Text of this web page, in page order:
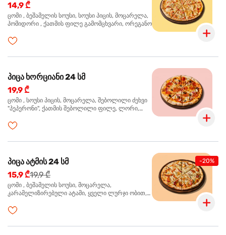
14,9 ₾
ცომი , ბეშამელის სოუსი, სოუსი პიცის, მოცარელა,
პომიდორი , ქათმის ფილე გამომცხვარი, ორეგანო
პიცა ხორციანი 24 სმ
19,9 ₾
ცომი , სოუსი პიცის, მოცარელა, შებოლილი ძეხვი
"პეპერონი", ქათმის შებოლილი ფილე, ლორი,
-20%
პიცა ატმის 24 სმ
15,9 ₾19,9 ₾
ცომი , ბეშამელის სოუსი, მოცარელა,
კარამელიზირებული ატამი, ყველი ლურჯი ობით,